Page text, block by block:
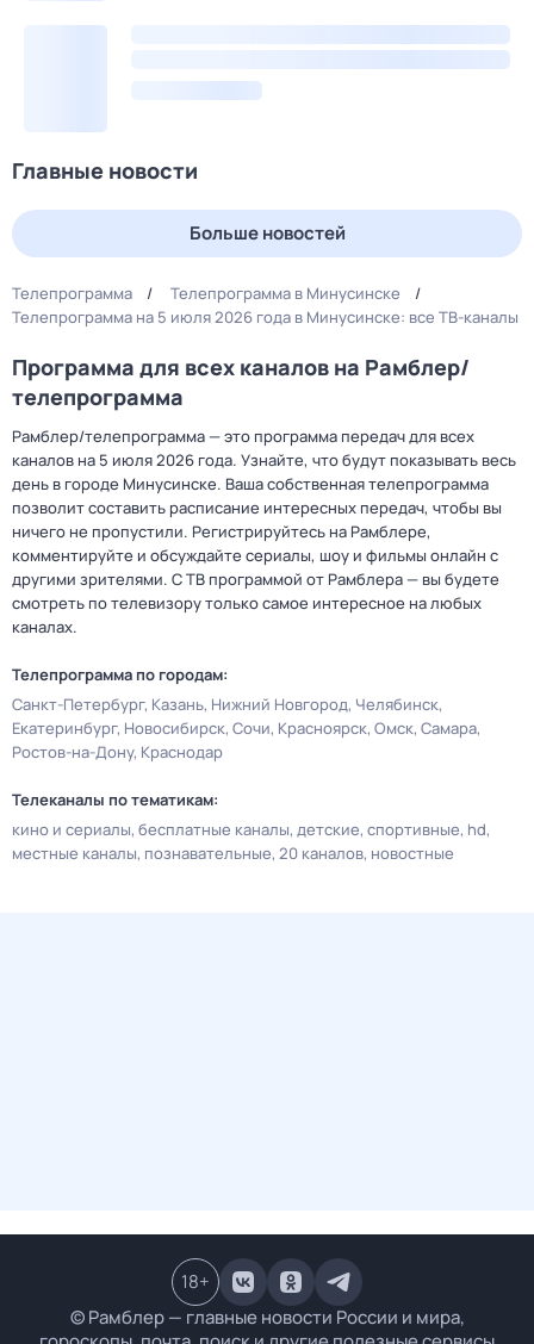
Главные новости
Больше новостей
Телепрограмма
Телепрограмма в Минусинске
Телепрограмма на 5 июля 2026 года в Минусинске: все ТВ-каналы
Программа для всех каналов на Рамблер/
телепрограмма
Рамблер/телепрограмма — это программа передач для всех
каналов на 5 июля 2026 года. Узнайте, что будут показывать весь
день в городе Минусинске. Ваша собственная телепрограмма
позволит составить расписание интересных передач, чтобы вы
ничего не пропустили. Регистрируйтесь на Рамблере,
комментируйте и обсуждайте сериалы, шоу и фильмы онлайн с
другими зрителями. С ТВ программой от Рамблера — вы будете
смотреть по телевизору только самое интересное на любых
каналах.
Телепрограмма по городам:
Санкт-Петербург Казань Нижний Новгород Челябинск
Екатеринбург Новосибирск Сочи Красноярск Омск Самара
Ростов-на-Дону Краснодар
Телеканалы по тематикам:
кино и сериалы бесплатные каналы детские спортивные hd
местные каналы познавательные 20 каналов новостные
© Рамблер — главные новости России и мира,
18+